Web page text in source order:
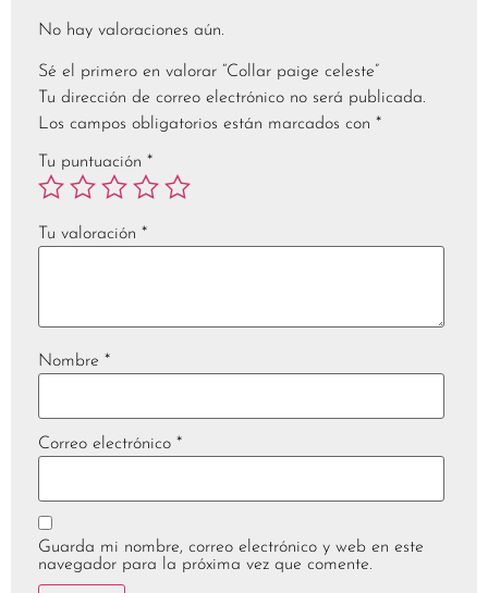
No hay valoraciones aún.
Sé el primero en valorar “Collar paige celeste”
Tu dirección de correo electrónico no será publicada.
Los campos obligatorios están marcados con *
Tu puntuación *
Tu valoración *
Nombre *
Correo electrónico *
Guarda mi nombre, correo electrónico y web en este
navegador para la próxima vez que comente.